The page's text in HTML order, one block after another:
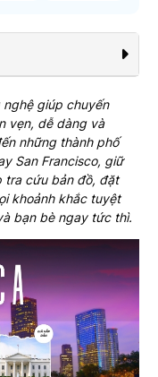
giúp chuyến
vẹn, dễ dàng và
những thành phố
San Francisco, giữ
tra cứu bản đồ, đặt
khoảnh khắc tuyệt
bạn bè ngay tức thì.